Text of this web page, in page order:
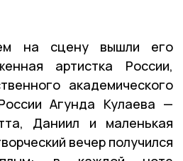
на сцену вышли его
артистка России,
академического
Агунда Кулаева —
Даниил и маленькая
вечер получился